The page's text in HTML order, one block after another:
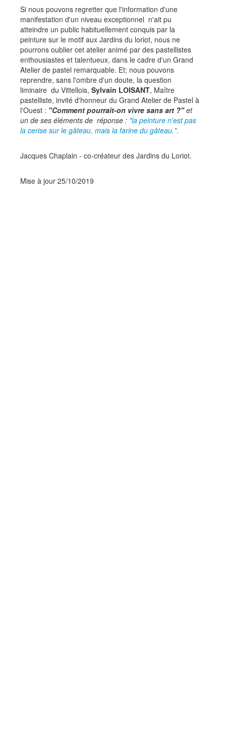
Si nous pouvons regretter que l'information d'une
manifestation d'un niveau exceptionnel n'ait pu
atteindre un public habituellement conquis par la
peinture sur le motif aux Jardins du loriot, nous ne
pourrons oublier cet atelier animé par des pastellistes
enthousiastes et talentueux, dans le cadre d'un Grand
Atelier de pastel remarquable. Et; nous pouvons
reprendre, sans l'ombre d'un doute, la question
liminaire du Vittellois, Sylvain LOISANT, Maître
pastelliste, invité d'honneur du Grand Atelier de Pastel à
l'Ouest : "Comment pourrait-on vivre sans art ?"et
un de ses éléments de réponse : "la peinture n'est pas
la cerise sur le gâteau, mais la farine du gâteau.".
Jacques Chaplain - co-créateur des Jardins du Loriot.
Mise à jour 25/10/2019